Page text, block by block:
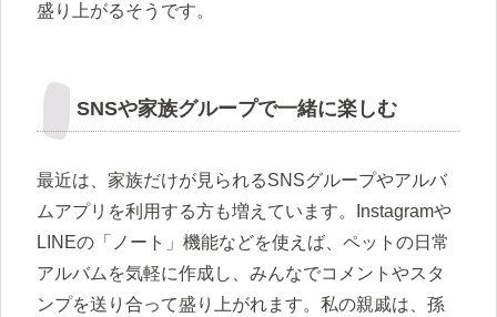
盛り上がるそうです。
SNSや家族グループで一緒に楽しむ
最近は、家族だけが見られるSNSグループやアルバ
ムアプリを利用する方も増えています。Instagramや
LINEの「ノート」機能などを使えば、ペットの日常
アルバムを気軽に作成し、みんなでコメントやスタ
ンプを送り合って盛り上がれます。私の親戚は、孫